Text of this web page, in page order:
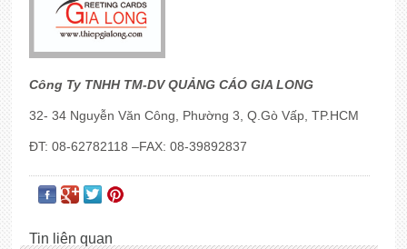
Công Ty TNHH TM-DV QUẢNG CÁO GIA LONG
32- 34 Nguyễn Văn Công, Phường 3, Q.Gò Vấp, TP.HCM
ĐT: 08-62782118 –FAX: 08-39892837
Tin liên quan